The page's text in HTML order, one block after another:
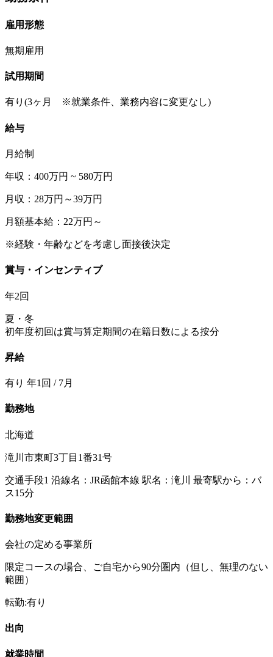
雇用形態
無期雇用
試用期間
有り(3ヶ月 ※就業条件、業務内容に変更なし)
給与
月給制
年収：400万円 ~ 580万円
月収：28万円～39万円
月額基本給：22万円～
※経験・年齢などを考慮し面接後決定
賞与・インセンティブ
年2回
夏・冬
初年度初回は賞与算定期間の在籍日数による按分
昇給
有り 年1回 / 7月
勤務地
北海道
滝川市東町3丁目1番31号
交通手段1 沿線名：JR函館本線 駅名：滝川 最寄駅から：バ
ス15分
勤務地変更範囲
会社の定める事業所
限定コースの場合、ご自宅から90分圏内（但し、無理のない
範囲）
転勤:有り
出向
就業時間